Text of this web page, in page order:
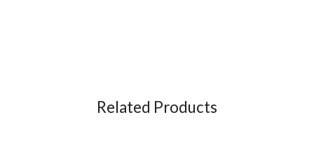
Related Products